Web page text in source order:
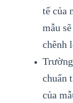
tế của
mẫu
chênh
chuẩn
của